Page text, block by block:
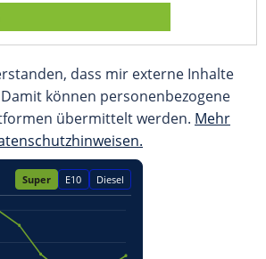
dass mir externe Inhalte
können personenbezogene
übermittelt werden. Mehr